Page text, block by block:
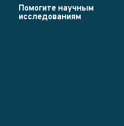
Помогите научным
исследованиям